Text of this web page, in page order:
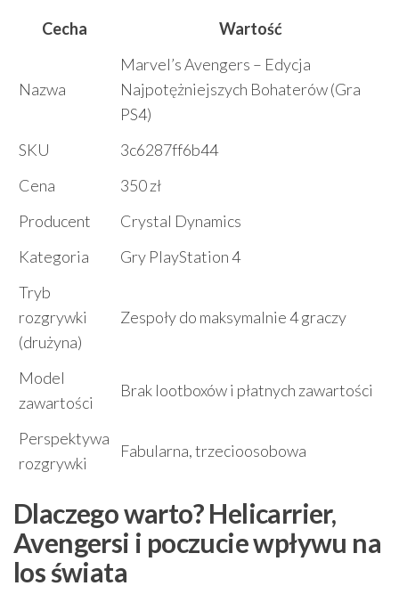
Cecha
Wartość
Nazwa
Marvel’s Avengers – Edycja
Najpotężniejszych Bohaterów (Gra
PS4)
SKU
3c6287ff6b44
Cena
350 zł
Producent
Crystal Dynamics
Kategoria
Gry PlayStation 4
Tryb
rozgrywki
(drużyna)
Zespoły do maksymalnie 4 graczy
Model
zawartości
Brak lootboxów i płatnych zawartości
Perspektywa
rozgrywki
Fabularna, trzecioosobowa
Dlaczego warto? Helicarrier,
Avengersi i poczucie wpływu na
los świata